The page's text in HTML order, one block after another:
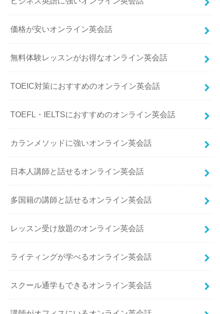
価格が安いオンライン英会話
無料体験レッスンがお得なオンライン英会話
TOEIC対策におすすめのオンライン英会話
TOEFL・IELTSにおすすめのオンライン英会話
カランメソッドに強いオンライン英会話
日本人講師と話せるオンライン英会話
多国籍の講師と話せるオンライン英会話
レッスン受け放題のオンライン英会話
ライティングが学べるオンライン英会話
スクール通学もできるオンライン英会話